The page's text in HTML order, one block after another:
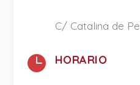
C/ Catalina de
 HORARIO